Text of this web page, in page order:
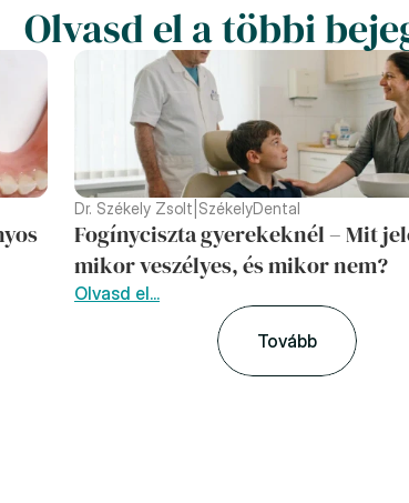
Olvasd el a többi
Dr. Székely Zsolt SzékelyDental
Fogínyciszta gyerekeknél – Mit
mikor veszélyes, és mikor nem?
Olvasd el...
Tovább